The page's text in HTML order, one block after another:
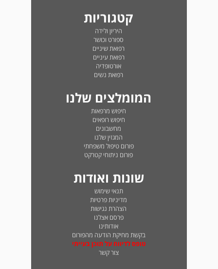
קטגוריות
היריון ולידה
ספורט וכושר
רפואת שיניים
רפואת עיניים
אורטופדיה
רפואת נשים
המומלצים שלנו
חיפוש מרפאות
חיפוש רופאים
מחשבונים
המגזין שלנו
פורום טיפול משפחתי
פורום ניתוחי קטרקט
שונות ואודות
תנאי שימוש
מדיניות פרטיות
הצהרת נגישות
פרסם אצלנו
אודותינו
בקשת מחיקת הודעה מהפורום
טופס לדיווח על תוכן בעייתי
צור קשר